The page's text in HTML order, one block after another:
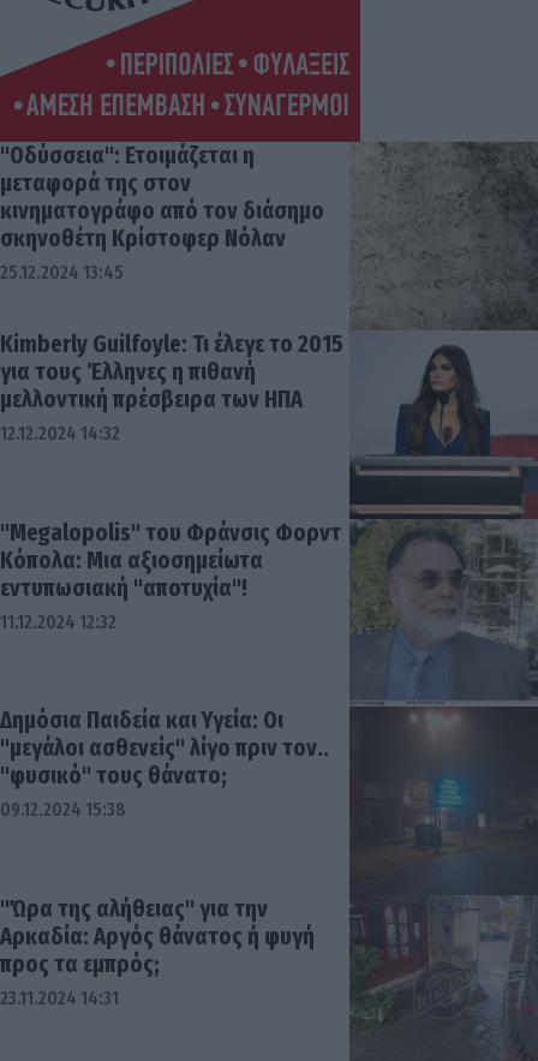
"Οδύσσεια": Ετοιμάζεται η
μεταφορά της στον
κινηματογράφο από τον διάσημο
σκηνοθέτη Κρίστοφερ Νόλαν
25.12.2024 13:45
Kimberly Guilfoyle: Τι έλεγε το 2015
για τους Έλληνες η πιθανή
μελλοντική πρέσβειρα των ΗΠΑ
12.12.2024 14:32
"Megalopolis" του Φράνσις Φορντ
Κόπολα: Μια αξιοσημείωτα
εντυπωσιακή "αποτυχία"!
11.12.2024 12:32
Δημόσια Παιδεία και Υγεία: Οι
"μεγάλοι ασθενείς" λίγο πριν τον..
"φυσικό" τους θάνατο;
09.12.2024 15:38
"Ώρα της αλήθειας" για την
Αρκαδία: Αργός θάνατος ή φυγή
προς τα εμπρός;
23.11.2024 14:31